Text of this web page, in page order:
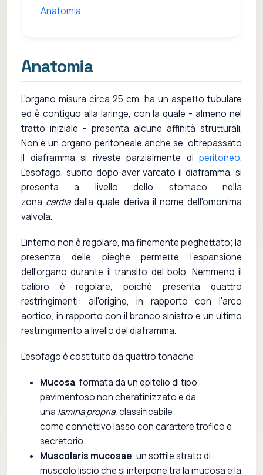
Anatomia
Anatomia
L'organo misura circa 25 cm, ha un aspetto tubulare
ed è contiguo alla laringe, con la quale - almeno nel
tratto iniziale - presenta alcune affinità strutturali.
Non è un organo peritoneale anche se, oltrepassato
il diaframma si riveste parzialmente di peritoneo.
L'esofago, subito dopo aver varcato il diaframma, si
presenta a livello dello stomaco nella
zona cardiadalla quale deriva il nome dell'omonima
valvola.
L'interno non è regolare, ma finemente pieghettato; la
presenza delle pieghe permette l'espansione
dell'organo durante il transito del bolo. Nemmeno il
calibro è regolare, poiché presenta quattro
restringimenti: all'origine, in rapporto con l'arco
aortico, in rapporto con il bronco sinistro e un ultimo
restringimento a livello del diaframma.
L'esofago è costituito da quattro tonache:
Mucosa, formata da un epitelio di tipo
pavimentoso non cheratinizzato e da
una lamina propria,classificabile
come connettivo lasso con carattere trofico e
secretorio.
Muscolaris mucosae, un sottile strato di
muscolo liscio che si interpone tra la mucosa e la